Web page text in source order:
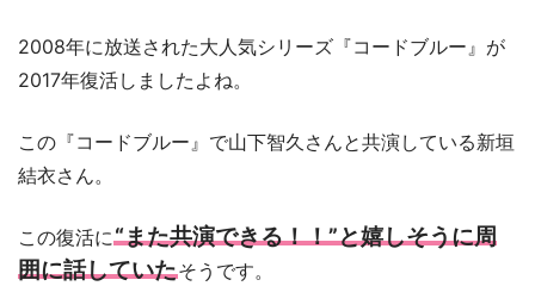
2008年に放送された大人気シリーズ『コードブルー』が
2017年復活しましたよね。
この『コードブルー』で山下智久さんと共演している新垣
結衣さん。
この復活に“また共演できる！！”と嬉しそうに周
囲に話していたそうです。